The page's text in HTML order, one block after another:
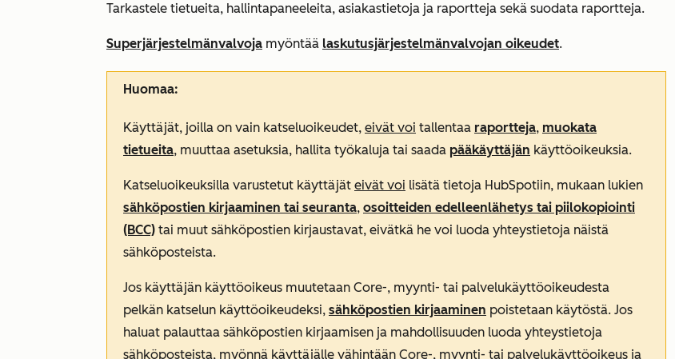
Tarkastele tietueita, hallintapaneeleita, asiakastietoja ja raportteja sekä suodata raportteja.
Superjärjestelmänvalvoja myöntää laskutusjärjestelmänvalvojan oikeudet.
Huomaa:
Käyttäjät, joilla on vain katseluoikeudet, eivät voi tallentaa raportteja, muokata
tietueita, muuttaa asetuksia, hallita työkaluja tai saada pääkäyttäjän käyttöoikeuksia.
Katseluoikeuksilla varustetut käyttäjät eivät voi lisätä tietoja HubSpotiin, mukaan lukien
sähköpostien kirjaaminen tai seuranta, osoitteiden edelleenlähetys tai piilokopiointi
(BCC) tai muut sähköpostien kirjaustavat, eivätkä he voi luoda yhteystietoja näistä
sähköposteista.
Jos käyttäjän käyttöoikeus muutetaan Core-, myynti- tai palvelukäyttöoikeudesta
pelkän katselun käyttöoikeudeksi, sähköpostien kirjaaminen poistetaan käytöstä. Jos
haluat palauttaa sähköpostien kirjaamisen ja mahdollisuuden luoda yhteystietoja
sähköposteista, myönnä käyttäjälle vähintään Core-, myynti- tai palvelukäyttöoikeus ja